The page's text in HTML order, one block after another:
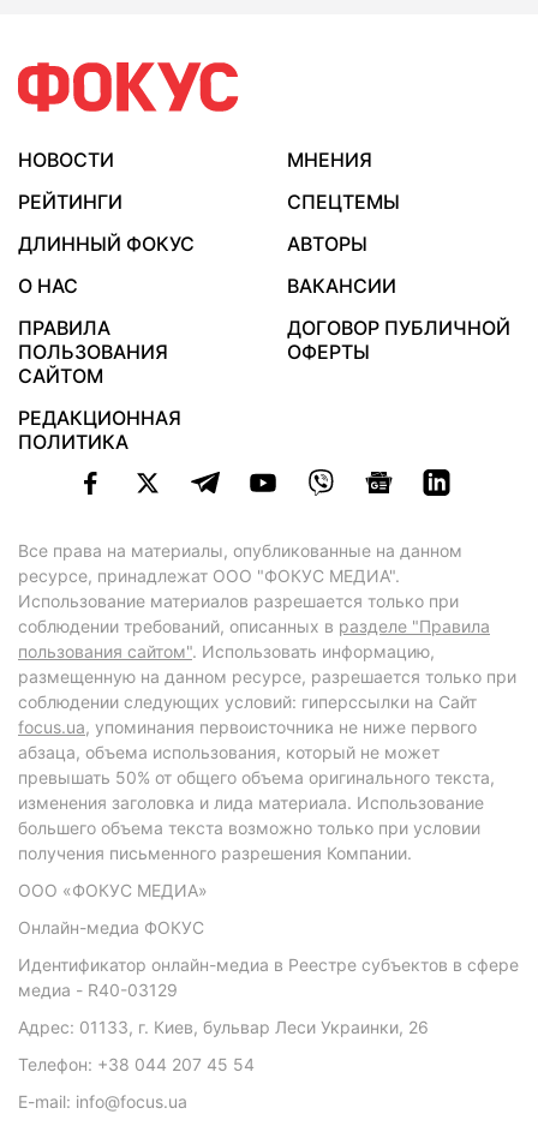
НОВОСТИ
МНЕНИЯ
РЕЙТИНГИ
СПЕЦТЕМЫ
ДЛИННЫЙ ФОКУС
АВТОРЫ
О НАС
ВАКАНСИИ
ПРАВИЛА
ПОЛЬЗОВАНИЯ
САЙТОМ
ДОГОВОР ПУБЛИЧНОЙ
ОФЕРТЫ
РЕДАКЦИОННАЯ
ПОЛИТИКА
Все права на материалы, опубликованные на данном
ресурсе, принадлежат ООО "ФОКУС МЕДИА".
Использование материалов разрешается только при
соблюдении требований, описанных в разделе "Правила
пользования сайтом". Использовать информацию,
размещенную на данном ресурсе, разрешается только при
соблюдении следующих условий: гиперссылки на Сайт
focus.ua, упоминания первоисточника не ниже первого
абзаца, объема использования, который не может
превышать 50% от общего объема оригинального текста,
изменения заголовка и лида материала. Использование
большего объема текста возможно только при условии
получения письменного разрешения Компании.
ООО «ФОКУС МЕДИА»
Онлайн-медиа ФОКУС
Идентификатор онлайн-медиа в Реестре субъектов в сфере
медиа - R40-03129
Адрес: 01133, г. Киев, бульвар Леси Украинки, 26
Телефон: +38 044 207 45 54
E-mail: info@focus.ua